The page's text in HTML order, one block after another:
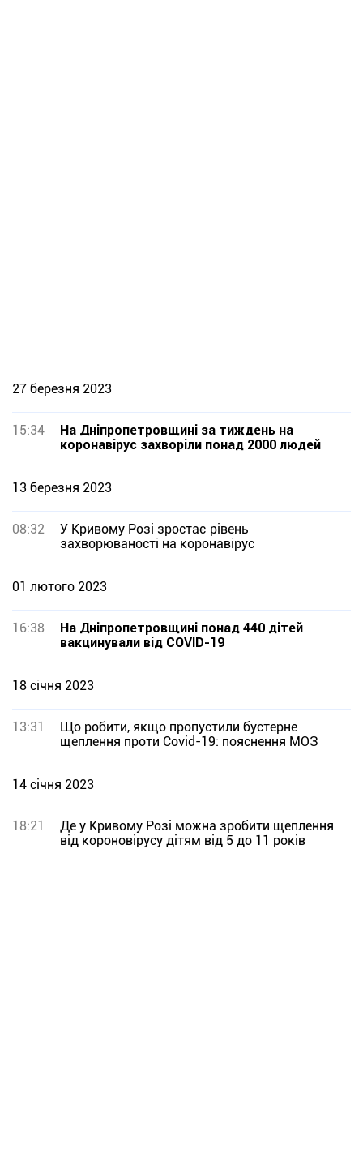
27 березня 2023
15:34
На Дніпропетровщині за тиждень на
коронавірус захворіли понад 2000 людей
13 березня 2023
08:32
У Кривому Розі зростає рівень
захворюваності на коронавірус
01 лютого 2023
16:38
На Дніпропетровщині понад 440 дітей
вакцинували від COVID-19
18 січня 2023
13:31
Що робити, якщо пропустили бустерне
щеплення проти Covid-19: пояснення МОЗ
14 січня 2023
18:21
Де у Кривому Розі можна зробити щеплення
від короновірусу дітям від 5 до 11 років